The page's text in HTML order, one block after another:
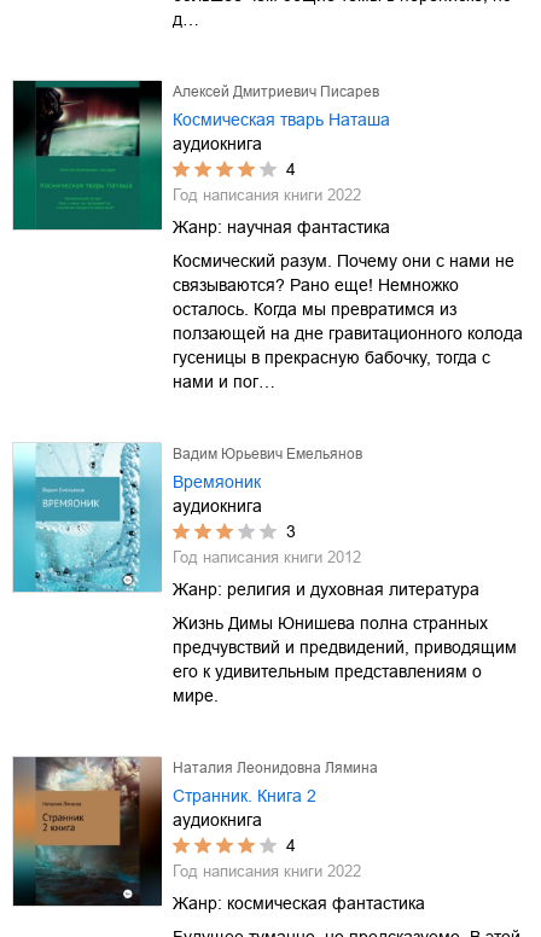
д…
Алексей Дмитриевич Писарев
Космическая тварь Наташа
аудиокнига
4
Год написания книги 2022
Жанр: научная фантастика
Космический разум. Почему они с нами не
связываются? Рано еще! Немножко
осталось. Когда мы превратимся из
ползающей на дне гравитационного колода
гусеницы в прекрасную бабочку, тогда с
нами и пог…
Вадим Юрьевич Емельянов
Времяоник
аудиокнига
3
Год написания книги 2012
Жанр: религия и духовная литература
Жизнь Димы Юнишева полна странных
предчувствий и предвидений, приводящим
его к удивительным представлениям о
мире.
Наталия Леонидовна Лямина
Странник. Книга 2
аудиокнига
4
Год написания книги 2022
Жанр: космическая фантастика